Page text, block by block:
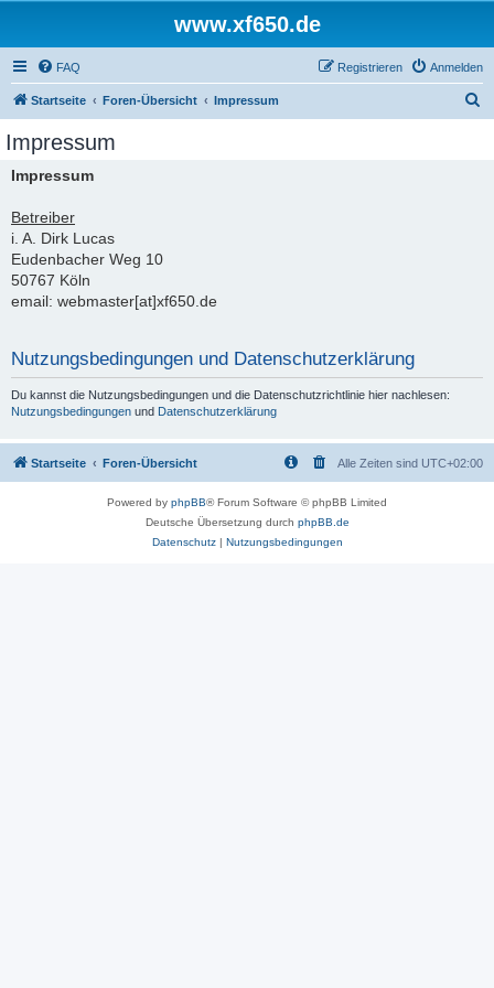
www.xf650.de
FAQ Anmelden
Registrieren
Startseite Foren-Übersicht Impressum
Impressum
Impressum
Betreiber
i. A. Dirk Lucas
Eudenbacher Weg 10
50767 Köln
email: webmaster[at]xf650.de
Nutzungsbedingungen und Datenschutzerklärung
Du kannst die Nutzungsbedingungen und die Datenschutzrichtlinie hier nachlesen:
Nutzungsbedingungen und Datenschutzerklärung
Startseite Foren-Übersicht Alle Zeiten sind UTC+02:00
Powered by phpBB® Forum Software © phpBB Limited
Deutsche Übersetzung durch phpBB.de
Datenschutz| Nutzungsbedingungen